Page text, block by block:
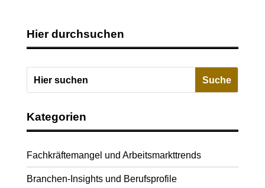
Hier durchsuchen
Kategorien
Fachkräftemangel und Arbeitsmarkttrends
Branchen-Insights und Berufsprofile